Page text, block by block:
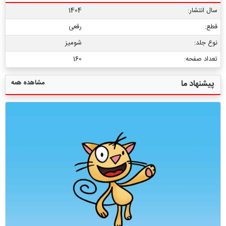
سال انتشار:
1404
قطع:
رقعی
نوع جلد:
شومیز
تعداد صفحه:
160
پیشنهاد ما مشاهده همه